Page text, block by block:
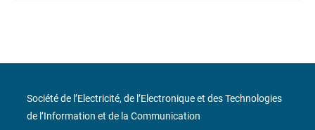
Société de l’Electricité, de l’Electronique et des Technologies
de l’Information et de la Communication